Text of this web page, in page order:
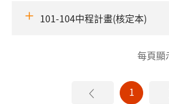
101-104中程計畫(核定本)
每頁顯
1